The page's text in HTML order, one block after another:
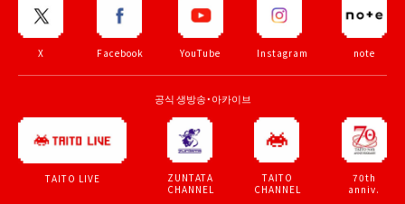
X Facebook YouTube Instagram note
공식 생방송・아카이브
TAITO LIVE
ZUNTATA
CHANNEL
TAITO
CHANNEL
70th
anniv.